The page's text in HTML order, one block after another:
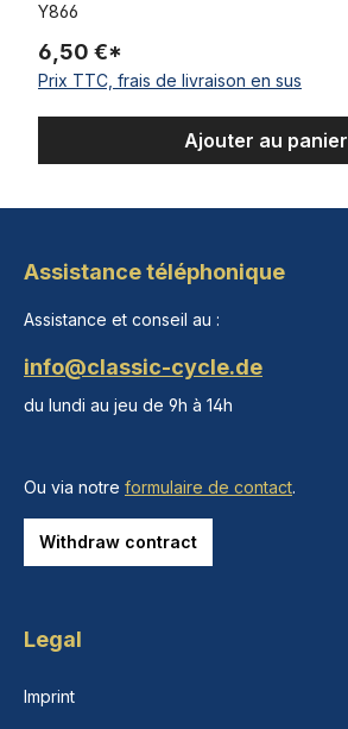
Y866
6,50 €*
Prix TTC, frais de livraison en sus
Ajouter au panier
Assistance téléphonique
Assistance et conseil au :
info@classic-cycle.de
du lundi au jeu de 9h à 14h
Ou via notre formulaire de contact.
Withdraw contract
Legal
Imprint